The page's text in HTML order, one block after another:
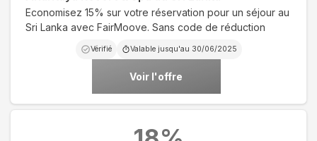
Economisez 15% sur votre réservation pour un séjour au
Sri Lanka avec FairMoove. Sans code de réduction
Vérifié Valable jusqu'au 30/06/2025
Voir l'offre